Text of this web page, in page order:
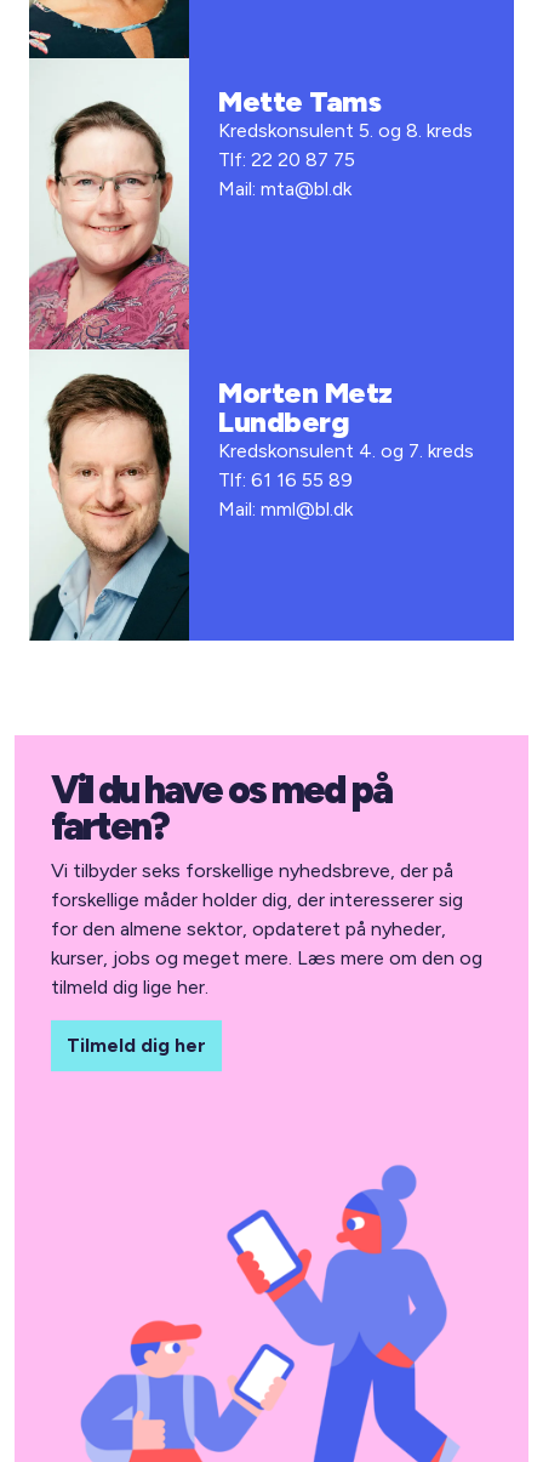
Mette Tams
Kredskonsulent 5. og 8. kreds
Tlf: 22 20 87 75
Mail: mta@bl.dk
Morten Metz
Lundberg
Kredskonsulent 4. og 7. kreds
Tlf: 61 16 55 89
Mail: mml@bl.dk
Vil du have os med på
farten?
Vi tilbyder seks forskellige nyhedsbreve, der på
forskellige måder holder dig, der interesserer sig
for den almene sektor, opdateret på nyheder,
kurser, jobs og meget mere. Læs mere om den og
tilmeld dig lige her.
Tilmeld dig her